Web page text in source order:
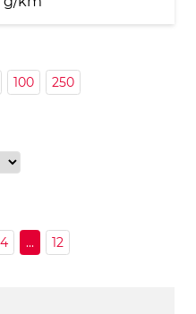
100 250
4 ... 12